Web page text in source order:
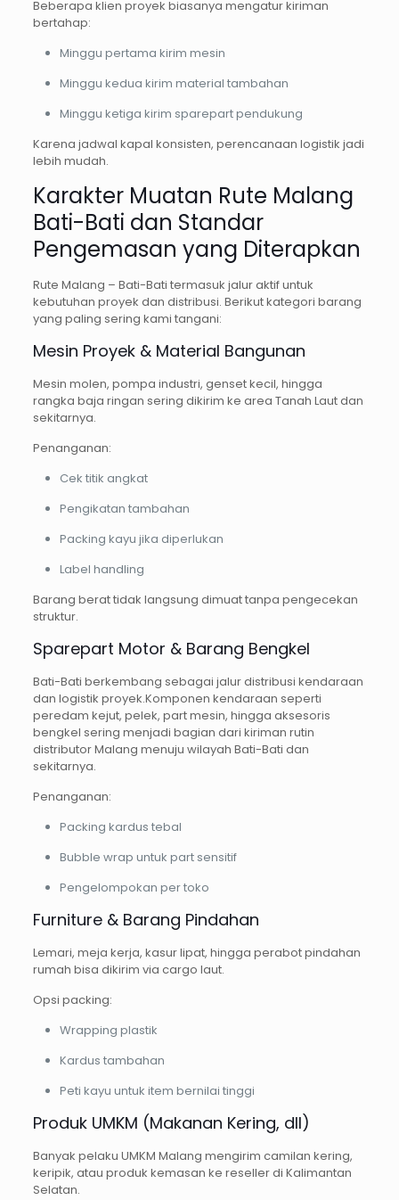
Beberapa klien proyek biasanya mengatur kiriman
bertahap:
Minggu pertama kirim mesin
Minggu kedua kirim material tambahan
Minggu ketiga kirim sparepart pendukung
Karena jadwal kapal konsisten, perencanaan logistik jadi
lebih mudah.
Karakter Muatan Rute Malang
Bati-Bati dan Standar
Pengemasan yang Diterapkan
Rute Malang – Bati-Bati termasuk jalur aktif untuk
kebutuhan proyek dan distribusi. Berikut kategori barang
yang paling sering kami tangani:
Mesin Proyek & Material Bangunan
Mesin molen, pompa industri, genset kecil, hingga
rangka baja ringan sering dikirim ke area Tanah Laut dan
sekitarnya.
Penanganan:
Cek titik angkat
Pengikatan tambahan
Packing kayu jika diperlukan
Label handling
Barang berat tidak langsung dimuat tanpa pengecekan
struktur.
Sparepart Motor & Barang Bengkel
Bati-Bati berkembang sebagai jalur distribusi kendaraan
dan logistik proyek.Komponen kendaraan seperti
peredam kejut, pelek, part mesin, hingga aksesoris
bengkel sering menjadi bagian dari kiriman rutin
distributor Malang menuju wilayah Bati-Bati dan
sekitarnya.
Penanganan:
Packing kardus tebal
Bubble wrap untuk part sensitif
Pengelompokan per toko
Furniture & Barang Pindahan
Lemari, meja kerja, kasur lipat, hingga perabot pindahan
rumah bisa dikirim via cargo laut.
Opsi packing:
Wrapping plastik
Kardus tambahan
Peti kayu untuk item bernilai tinggi
Produk UMKM (Makanan Kering, dll)
Banyak pelaku UMKM Malang mengirim camilan kering,
keripik, atau produk kemasan ke reseller di Kalimantan
Selatan.